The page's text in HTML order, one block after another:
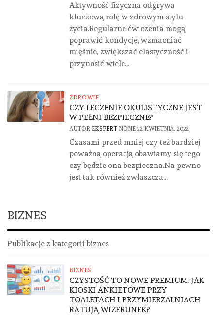
Aktywność fizyczna odgrywa
kluczową rolę w zdrowym stylu
życia.Regularne ćwiczenia mogą
poprawić kondycję, wzmacniać
mięśnie, zwiększać elastyczność i
przynosić wiele...
ZDROWIE
CZY LECZENIE OKULISTYCZNE JEST
W PEŁNI BEZPIECZNE?
AUTOR EKSPERT NONE 22 KWIETNIA, 2022
Czasami przed mniej czy też bardziej
poważną operacją obawiamy się tego
czy będzie ona bezpieczna.Na pewno
jest tak również zwłaszcza...
BIZNES
Publikacje z kategorii biznes
BIZNES
CZYSTOŚĆ TO NOWE PREMIUM. JAK
KIOSKI ANKIETOWE PRZY
TOALETACH I PRZYMIERZALNIACH
RATUJĄ WIZERUNEK?